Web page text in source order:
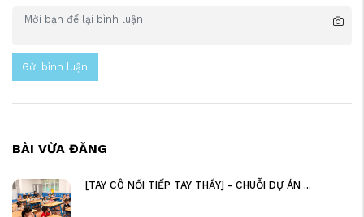
Gửi bình luận
BÀI VỪA ĐĂNG
[TAY CÔ NỐI TIẾP TAY THẦY] - CHUỖI DỰ ÁN ...